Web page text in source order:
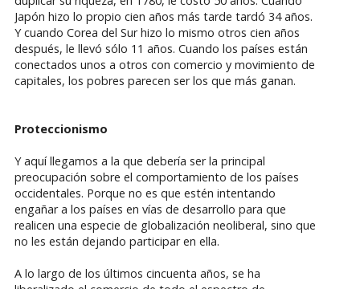
Japón hizo lo propio cien años más tarde tardó 34 años.
Y cuando Corea del Sur hizo lo mismo otros cien años
después, le llevó sólo 11 años. Cuando los países están
conectados unos a otros con comercio y movimiento de
capitales, los pobres parecen ser los que más ganan.
Proteccionismo
Y aquí llegamos a la que debería ser la principal
preocupación sobre el comportamiento de los países
occidentales. Porque no es que estén intentando
engañar a los países en vías de desarrollo para que
realicen una especie de globalización neoliberal, sino que
no les están dejando participar en ella.
A lo largo de los últimos cincuenta años, se ha